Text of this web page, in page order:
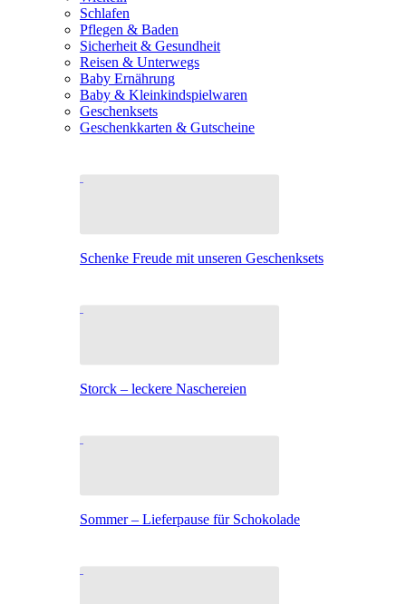
Schlafen
Pflegen & Baden
Sicherheit & Gesundheit
Reisen & Unterwegs
Baby Ernährung
Baby & Kleinkindspielwaren
Geschenksets
Geschenkkarten & Gutscheine
Schenke Freude mit unseren Geschenksets
Storck – leckere Naschereien
Sommer – Lieferpause für Schokolade